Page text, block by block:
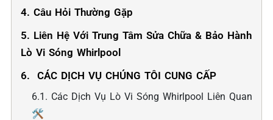
4. Câu Hỏi Thường Gặp
5. Liên Hệ Với Trung Tâm Sửa Chữa & Bảo Hành
Lò Vi Sóng Whirlpool
6. ️ CÁC DỊCH VỤ CHÚNG TÔI CUNG CẤP
6.1. Các Dịch Vụ Lò Vi Sóng Whirlpool Liên Quan
🛠️